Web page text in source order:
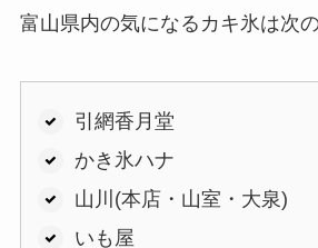
富山県内の気になるカキ氷は次
引網香月堂
かき氷ハナ
山川(本店・山室・大泉)
いも屋